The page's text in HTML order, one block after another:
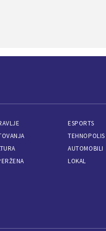
ESPORTS
TEHNOPOLIS
AUTOMOBILI
LOKAL